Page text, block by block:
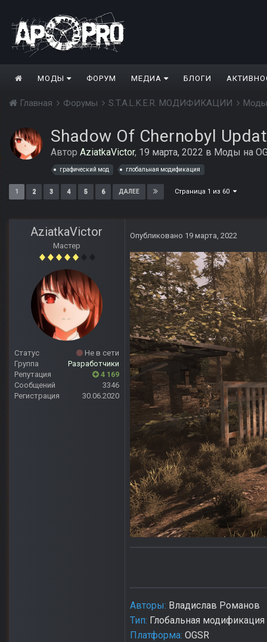
МОДЫ ФОРУМ МЕДИА БЛОГИ
Главная Форумы S.T.A.L.K.E.R. МОДИФИКАЦИИ
Shadow Of Chernobyl
Автор AziatkaVictor, 19 марта, 2022 в Моды на
графический мод глобальная модификация
1 2 3 4 5 6 ДАЛЕЕ Страница 1 из 60
AziatkaVictor
Мастер
Статус
Не в сети
Группа
Разработчики
Репутация
4 169
Сообщений
3346
Регистрация
30.06.2020
Опубликовано 19 марта, 2022
Авторы: Владислав Романов
Тип: Глобальная модификация
Платформа: OGSR